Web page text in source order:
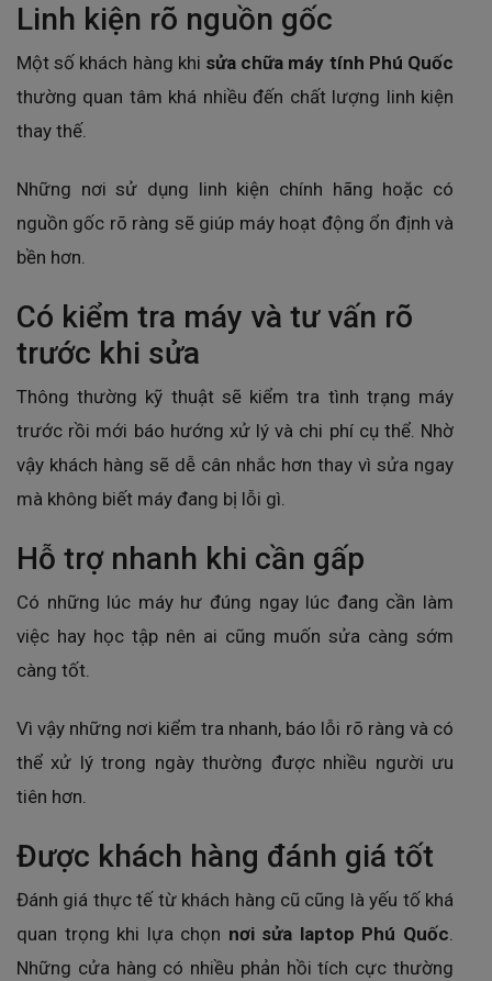
Linh kiện rõ nguồn gốc
Một số khách hàng khi sửa chữa máy tính Phú Quốc
thường quan tâm khá nhiều đến chất lượng linh kiện
thay thế.
Những nơi sử dụng linh kiện chính hãng hoặc có
nguồn gốc rõ ràng sẽ giúp máy hoạt động ổn định và
bền hơn.
Có kiểm tra máy và tư vấn rõ
trước khi sửa
Thông thường kỹ thuật sẽ kiểm tra tình trạng máy
trước rồi mới báo hướng xử lý và chi phí cụ thể. Nhờ
vậy khách hàng sẽ dễ cân nhắc hơn thay vì sửa ngay
mà không biết máy đang bị lỗi gì.
Hỗ trợ nhanh khi cần gấp
Có những lúc máy hư đúng ngay lúc đang cần làm
việc hay học tập nên ai cũng muốn sửa càng sớm
càng tốt.
Vì vậy những nơi kiểm tra nhanh, báo lỗi rõ ràng và có
thể xử lý trong ngày thường được nhiều người ưu
tiên hơn.
Được khách hàng đánh giá tốt
Đánh giá thực tế từ khách hàng cũ cũng là yếu tố khá
quan trọng khi lựa chọn nơi sửa laptop Phú Quốc.
Những cửa hàng có nhiều phản hồi tích cực thường